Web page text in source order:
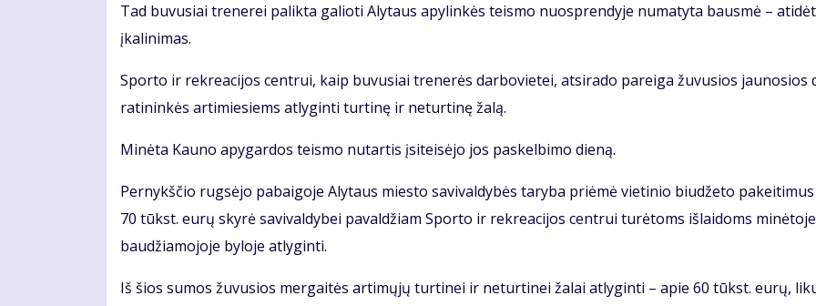
Tad bu­vu­siai tre­ne­rei pa­lik­ta ga­lio­ti Aly­taus apy­lin­kės teis­mo nuosp­ren­dy­je nu­ma­ty­ta baus­mė –
įka­li­ni­mas.
Spor­to ir rek­re­a­ci­jos cen­trui, kaip bu­vu­siai tre­ne­rės dar­bo­vie­tei, at­si­ra­do pa­rei­ga žu­vu­sios jau­no­sios
ra­ti­nin­kės ar­ti­mie­siems at­ly­gin­ti tur­ti­nę ir ne­tur­ti­nę ža­lą.
Mi­nė­ta Kau­no apy­gar­dos teis­mo nu­tar­tis įsi­tei­sė­jo jos pa­skel­bi­mo die­ną.
Per­nykš­čio rug­sė­jo pa­bai­go­je Aly­taus mies­to sa­vi­val­dy­bės ta­ry­ba pri­ėmė vie­ti­nio biu­dže­to
70 tūkst. eu­rų sky­rė sa­vi­val­dy­bei pa­val­džiam Spor­to ir rek­re­a­ci­jos cen­trui tu­rė­toms iš­lai­doms mi­nė­to­je
bau­džia­mo­jo­je by­lo­je at­ly­gin­ti.
Iš šios su­mos žu­vu­sios mer­gai­tės ar­ti­mų­jų tur­ti­nei ir ne­tur­ti­nei ža­lai at­ly­gin­ti – apie 60 tūkst. eu­rų,